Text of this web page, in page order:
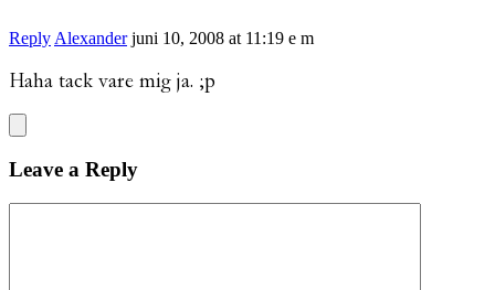
Reply Alexander juni 10, 2008 at 11:19 e m
Haha tack vare mig ja. ;p
Leave a Reply